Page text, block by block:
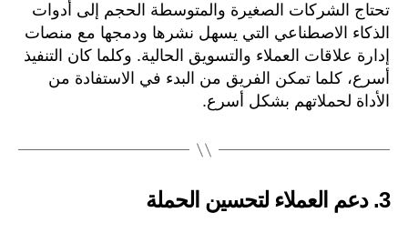
تحتاج الشركات الصغيرة والمتوسطة الحجم إلى أدوات
الذكاء الاصطناعي التي يسهل نشرها ودمجها مع منصات
إدارة علاقات العملاء والتسويق الحالية. وكلما كان التنفيذ
أسرع، كلما تمكن الفريق من البدء في الاستفادة من
الأداة لحملاتهم بشكل أسرع.
3. دعم العملاء لتحسين الحملة